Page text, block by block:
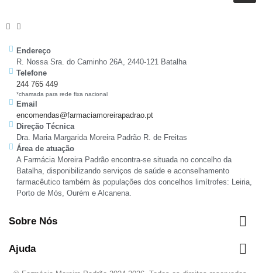
Endereço
R. Nossa Sra. do Caminho 26A, 2440-121 Batalha
Telefone
244 765 449
*chamada para rede fixa nacional
Email
encomendas@farmaciamoreirapadrao.pt
Direção Técnica
Dra. Maria Margarida Moreira Padrão R. de Freitas
Área de atuação
A Farmácia Moreira Padrão encontra-se situada no concelho da
Batalha, disponibilizando serviços de saúde e aconselhamento
farmacêutico também às populações dos concelhos limítrofes: Leiria,
Porto de Mós, Ourém e Alcanena.
Sobre Nós 
Ajuda 